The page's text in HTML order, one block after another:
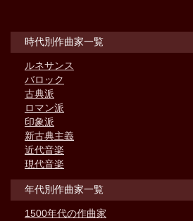
時代別作曲家一覧
ルネサンス
バロック
古典派
ロマン派
印象派
新古典主義
近代音楽
現代音楽
年代別作曲家一覧
1500年代の作曲家